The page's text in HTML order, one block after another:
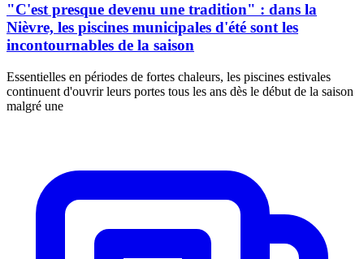
"C'est presque devenu une tradition" : dans la
Nièvre, les piscines municipales d'été sont les
incontournables de la saison
Essentielles en périodes de fortes chaleurs, les piscines estivales
continuent d'ouvrir leurs portes tous les ans dès le début de la saison
malgré une